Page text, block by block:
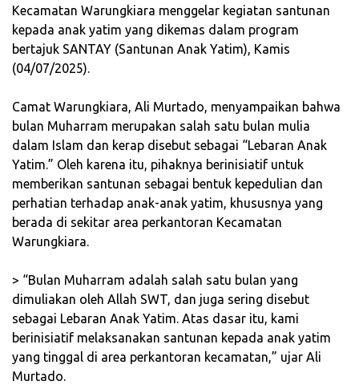
Kecamatan Warungkiara menggelar kegiatan santunan
kepada anak yatim yang dikemas dalam program
bertajuk SANTAY (Santunan Anak Yatim), Kamis
(04/07/2025).
‎Camat Warungkiara, Ali Murtado, menyampaikan bahwa
bulan Muharram merupakan salah satu bulan mulia
dalam Islam dan kerap disebut sebagai “Lebaran Anak
Yatim.” Oleh karena itu, pihaknya berinisiatif untuk
memberikan santunan sebagai bentuk kepedulian dan
perhatian terhadap anak-anak yatim, khususnya yang
berada di sekitar area perkantoran Kecamatan
Warungkiara.
‎> “Bulan Muharram adalah salah satu bulan yang
dimuliakan oleh Allah SWT, dan juga sering disebut
sebagai Lebaran Anak Yatim. Atas dasar itu, kami
berinisiatif melaksanakan santunan kepada anak yatim
yang tinggal di area perkantoran kecamatan,” ujar Ali
Murtado.